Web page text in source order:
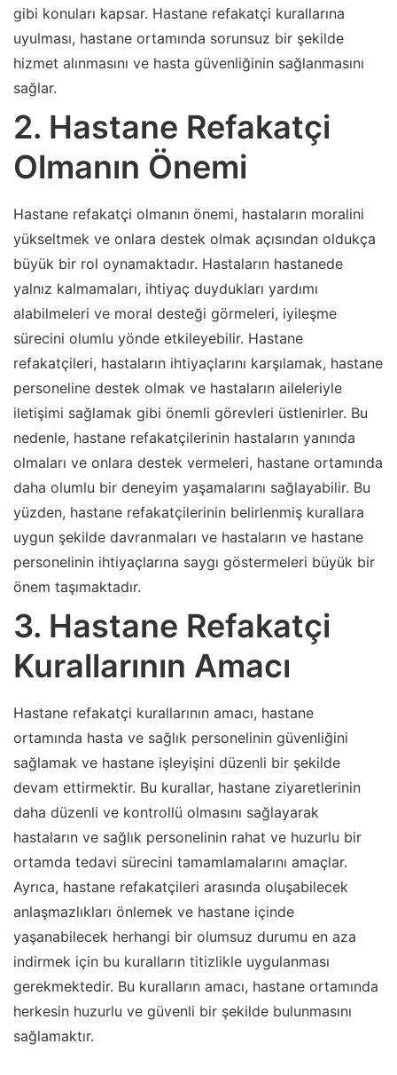
gibi konuları kapsar. Hastane refakatçi kurallarına
uyulması, hastane ortamında sorunsuz bir şekilde
hizmet alınmasını ve hasta güvenliğinin sağlanmasını
sağlar.
2. Hastane Refakatçi
Olmanın Önemi
Hastane refakatçi olmanın önemi, hastaların moralini
yükseltmek ve onlara destek olmak açısından oldukça
büyük bir rol oynamaktadır. Hastaların hastanede
yalnız kalmamaları, ihtiyaç duydukları yardımı
alabilmeleri ve moral desteği görmeleri, iyileşme
sürecini olumlu yönde etkileyebilir. Hastane
refakatçileri, hastaların ihtiyaçlarını karşılamak, hastane
personeline destek olmak ve hastaların aileleriyle
iletişimi sağlamak gibi önemli görevleri üstlenirler. Bu
nedenle, hastane refakatçilerinin hastaların yanında
olmaları ve onlara destek vermeleri, hastane ortamında
daha olumlu bir deneyim yaşamalarını sağlayabilir. Bu
yüzden, hastane refakatçilerinin belirlenmiş kurallara
uygun şekilde davranmaları ve hastaların ve hastane
personelinin ihtiyaçlarına saygı göstermeleri büyük bir
önem taşımaktadır.
3. Hastane Refakatçi
Kurallarının Amacı
Hastane refakatçi kurallarının amacı, hastane
ortamında hasta ve sağlık personelinin güvenliğini
sağlamak ve hastane işleyişini düzenli bir şekilde
devam ettirmektir. Bu kurallar, hastane ziyaretlerinin
daha düzenli ve kontrollü olmasını sağlayarak
hastaların ve sağlık personelinin rahat ve huzurlu bir
ortamda tedavi sürecini tamamlamalarını amaçlar.
Ayrıca, hastane refakatçileri arasında oluşabilecek
anlaşmazlıkları önlemek ve hastane içinde
yaşanabilecek herhangi bir olumsuz durumu en aza
indirmek için bu kuralların titizlikle uygulanması
gerekmektedir. Bu kuralların amacı, hastane ortamında
herkesin huzurlu ve güvenli bir şekilde bulunmasını
sağlamaktır.